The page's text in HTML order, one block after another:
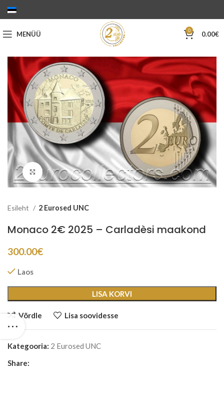
MENÜÜ 0 0.00€
Suurenda
Esileht 2 Eurosed UNC
Monaco 2€ 2025 – Carladèsi maakond
300.00€
Laos
LISA KORVI
Võrdle Lisa soovidesse
Kategooria: 2 Eurosed UNC
Share: